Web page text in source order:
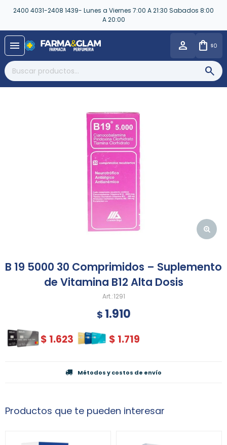
2400 4031-2408 1439- Lunes a Viernes 7:00 A 21:30 Sabados 8:00
A 20:00
menu $0
B 19 5000 30 Comprimidos – Suplemento
de Vitamina B12 Alta Dosis
1291
$ 1.910
$ 1.623 $ 1.719
Métodos y costos de envío
Productos que te pueden interesar